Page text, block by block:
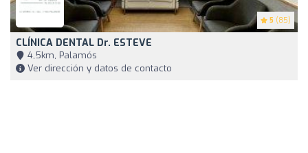
5 (85)
CLÍNICA DENTAL Dr. ESTEVE
4,5km, Palamós
Ver dirección y datos de contacto